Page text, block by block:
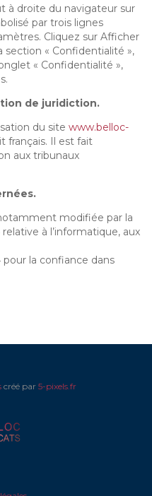
à droite du navigateur sur
par trois lignes
Cliquez sur Afficher
section « Confidentialité »,
« Confidentialité »,
de juridiction.
du site www.belloc-
français. Il est fait
aux tribunaux
modifiée par la
à l’informatique, aux
pour la confiance dans
créé par 5-pixels.fr